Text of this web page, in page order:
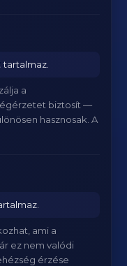
tartalmaz.
a
biztosít —
hasznosak. A
ami a
ez nem valódi
érzése